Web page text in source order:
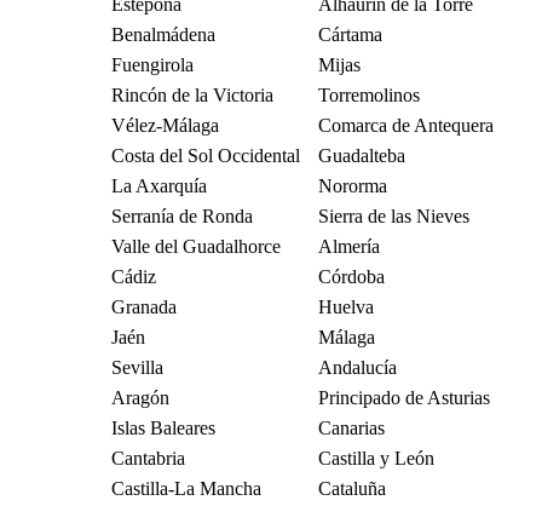
Estepona
Alhaurín de la Torre
Benalmádena
Cártama
Fuengirola
Mijas
Rincón de la Victoria
Torremolinos
Vélez-Málaga
Comarca de Antequera
Costa del Sol Occidental
Guadalteba
La Axarquía
Nororma
Serranía de Ronda
Sierra de las Nieves
Valle del Guadalhorce
Almería
Cádiz
Córdoba
Granada
Huelva
Jaén
Málaga
Sevilla
Andalucía
Aragón
Principado de Asturias
Islas Baleares
Canarias
Cantabria
Castilla y León
Castilla-La Mancha
Cataluña